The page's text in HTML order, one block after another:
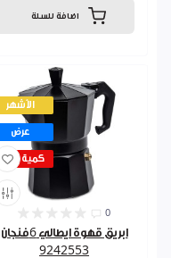
اضافة للسلة
الأشهر
عرض
كمية قليلة
0
ابريق قهوة ايطالي 6فنجان
9242553